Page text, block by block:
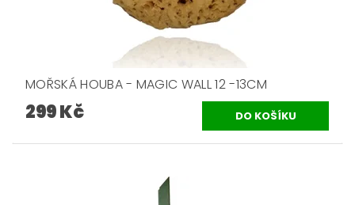
MOŘSKÁ HOUBA - MAGIC WALL 12 -13CM
299 Kč